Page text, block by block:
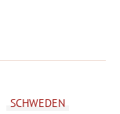
SCHWEDEN